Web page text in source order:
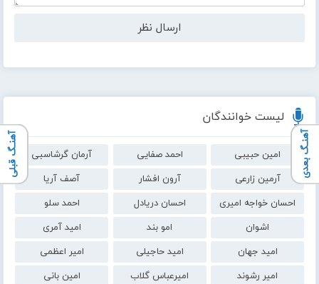
لیست خوانندگان
امین حبیبی احمد صفایی
آرمان گرشاسبی
آرمین زارعی
آرون افشار
آصف آریا
احسان خواجه امیری
احسان دریادل
احمد سلو
اشوان
امو بند
امید آمری
امید جهان
امید حاجیلی
امیر اعظمی
امیر رشوند
امیرعباس گلاب
امین بانی
آهنـگ بعدی آهنـگ قبلی